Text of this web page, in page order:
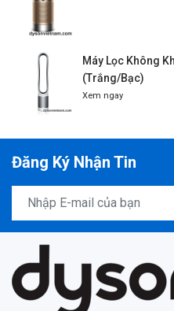
Máy Lọc Không
(Trắng/Bạc)
Xem ngay
Đăng Ký Nhận Tin